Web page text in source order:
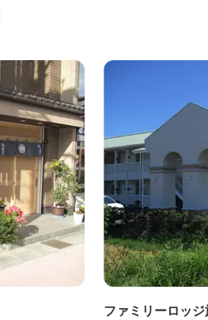
ファミリーロッ